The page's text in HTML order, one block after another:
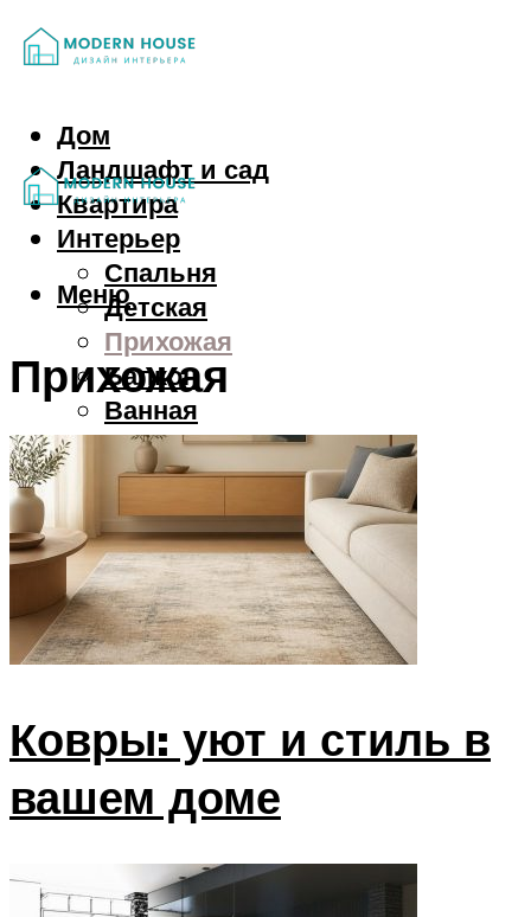
Дом
Ландшафт и сад
Квартира
Интерьер
Спальня
Детская
Прихожая
Балкон
Ванная
Гардероб
Гостиная
Кухня
Декор
Меню
Меню
Прихожая
Ковры: уют и стиль в
вашем доме